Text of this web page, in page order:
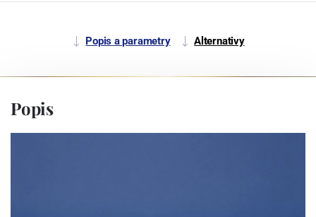
Popis a parametry Alternativy
Popis